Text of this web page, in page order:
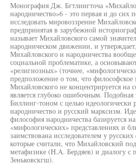
Монография Дж. Бгтлиигточа
народничество»6 - это первая и до сих
исследовать мировоззрение
предпринятая в зарубежной
называет Михайловского самой
народническом движении, и
Михайловского и народничества
социальной проблематике, а
«религиозных» (точнее,
предположение о том, что философское
Михайловского не концентрируется на
является глубоко ошибочным.
Биллинг-тоном с целью идеологически
народничество и русский марксизм.
философия народничества базируется
«мифологических» представлениях и
заимствована исследователем у
которые считали, что Михайловский
метафизике (H.A. Бердяев) и диалогу с
Зеньковскгш).